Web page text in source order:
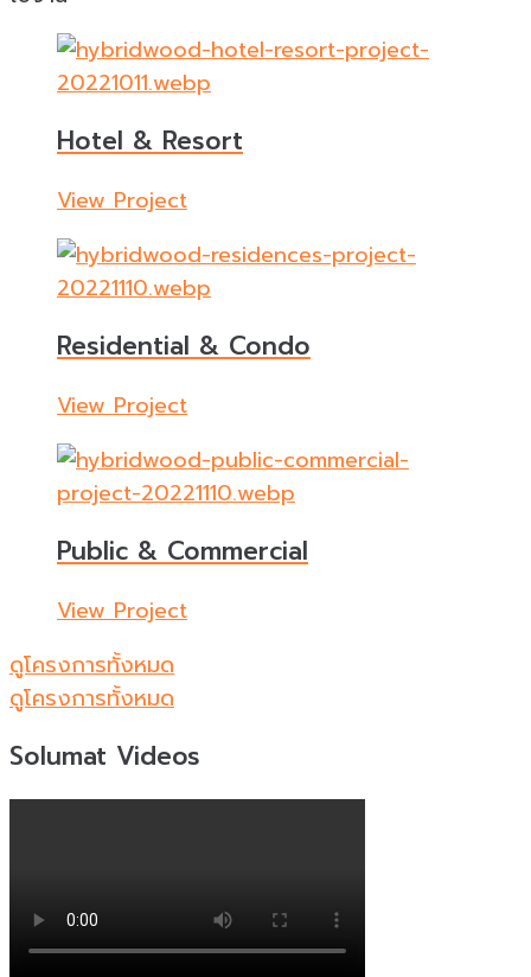
Hotel & Resort
View Project
Residential & Condo
View Project
Public & Commercial
View Project
ดูโครงการทั้งหมด
ดูโครงการทั้งหมด
Solumat Videos